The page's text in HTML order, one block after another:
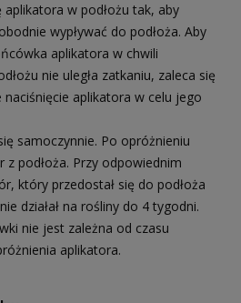
w podłożu tak, aby
wypływać do podłoża. Aby
aplikatora w chwili
nie uległa zatkaniu, zaleca się
naciśnięcie aplikatora w celu jego
samoczynnie. Po opróżnieniu
z podłoża. Przy odpowiednim
który przedostał się do podłoża
działał na rośliny do 4 tygodni.
nie jest zależna od czasu
aplikatora.